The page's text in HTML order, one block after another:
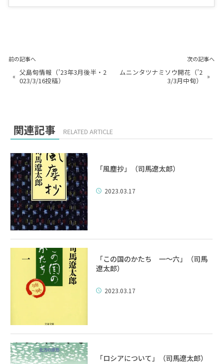
前の記事へ
« 父島旬情報（’23年3月後半・2
023/3/16投稿）
次の記事へ
ムニンタツナミソウ開花（’2
3/3月中旬）
»
関連記事 RELATED ARTICLE
「風塵抄」（司馬遼太郎）
2023.03.17
「この国のかたち 一～六」（司馬
遼太郎）
2023.03.17
「ロシアについて」（司馬遼太郎）